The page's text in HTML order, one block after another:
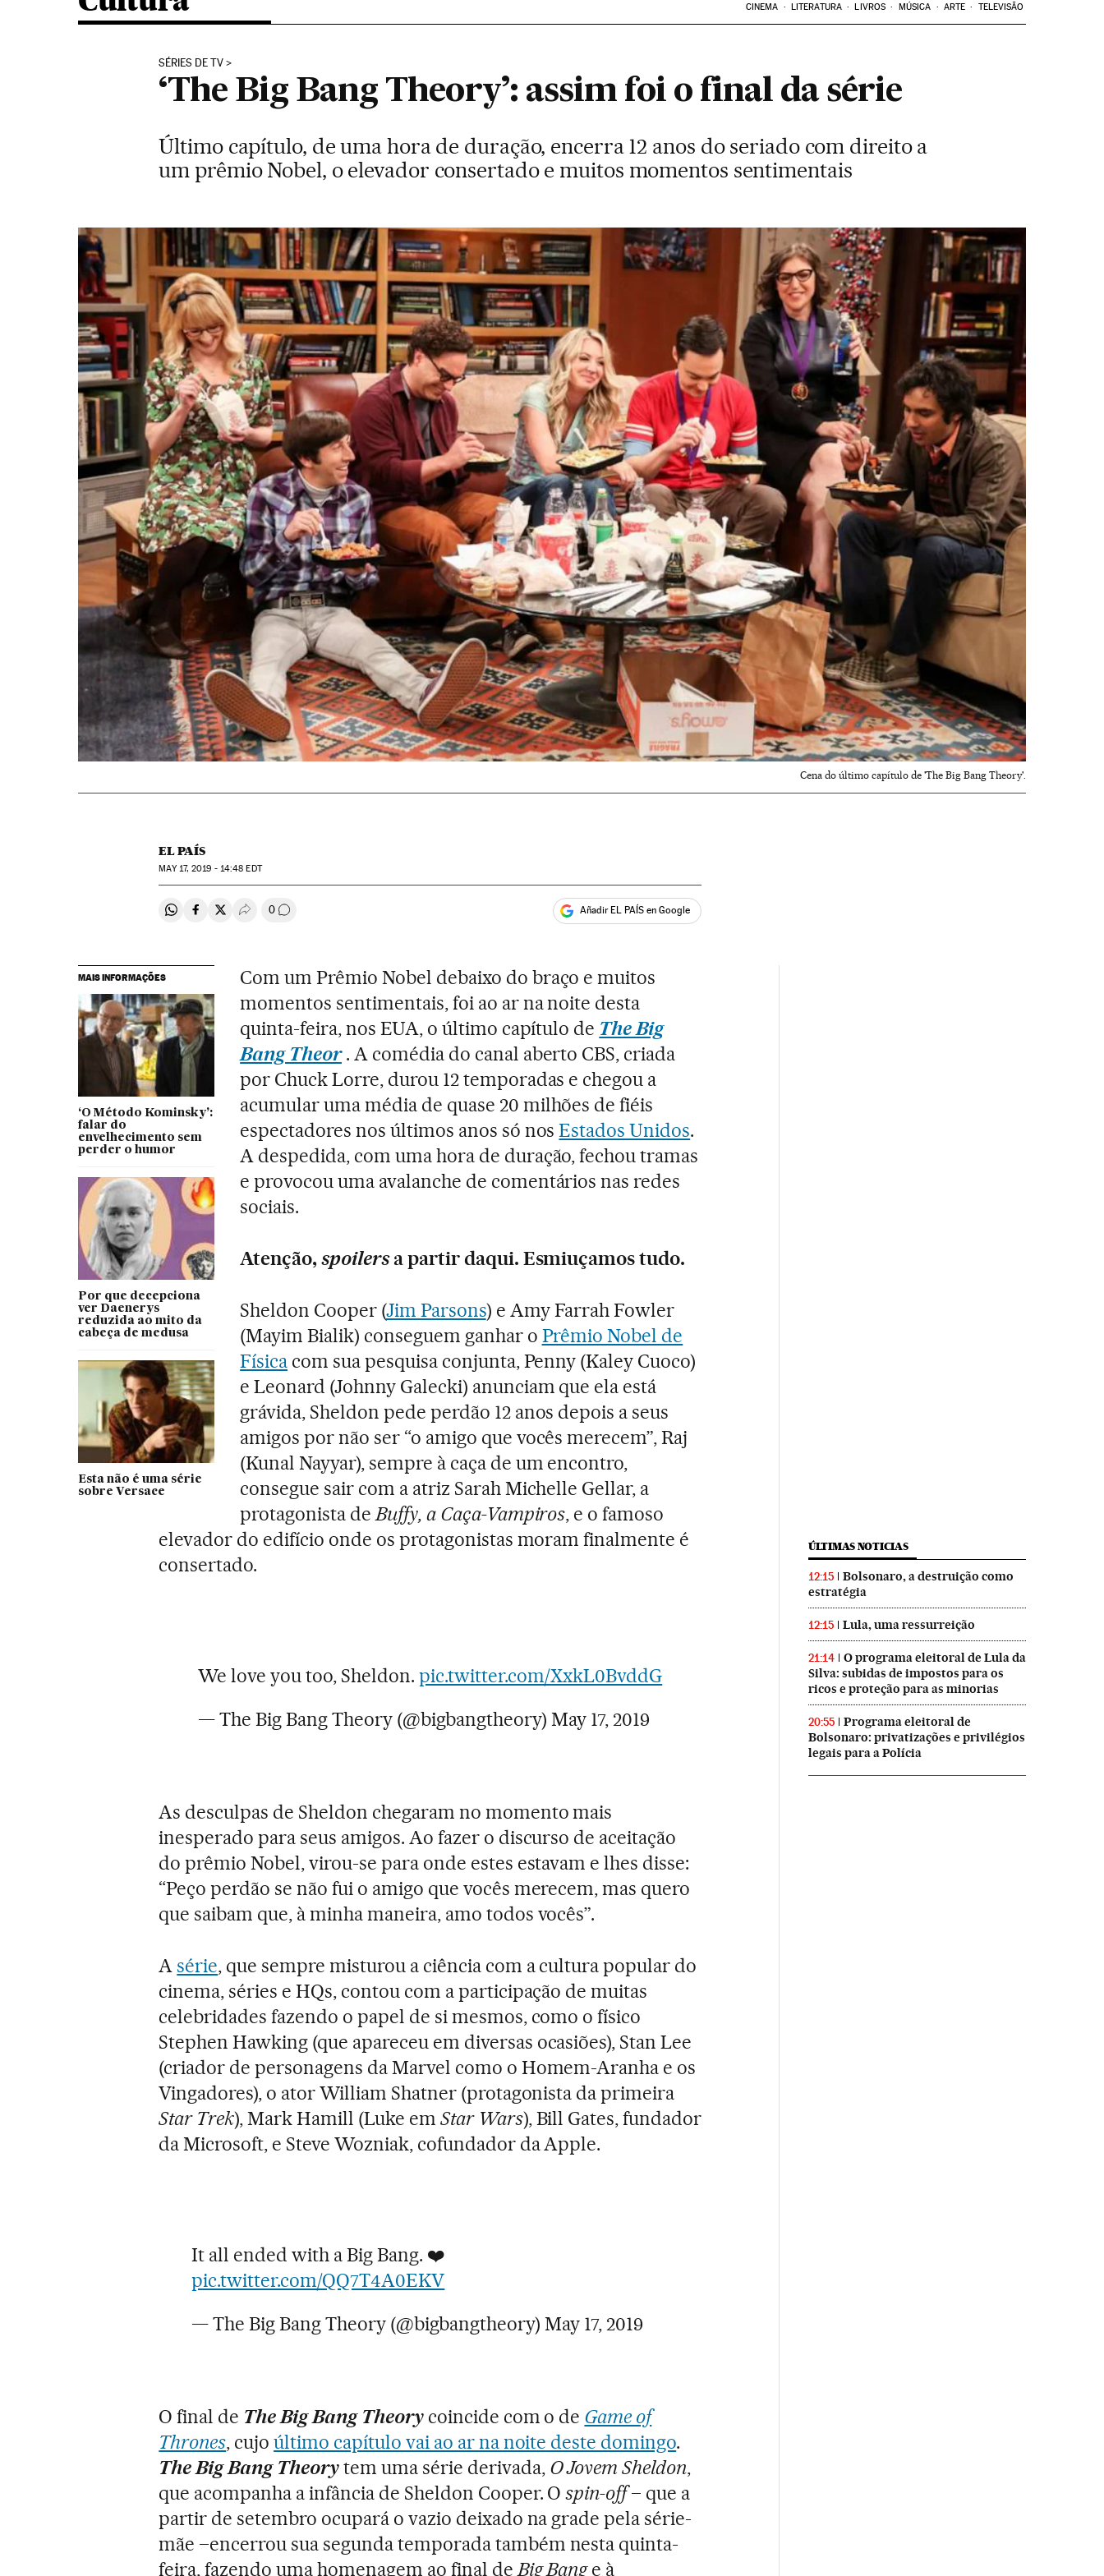
CINEMA LITERATURA LIVROS MÚSICA ARTE TELEVISÃO
SÉRIES DE TV
‘The Big Bang Theory’: assim foi o final da série
Último capítulo, de uma hora de duração, encerra 12 anos do seriado com direito a
um prêmio Nobel, o elevador consertado e muitos momentos sentimentais
Cena do último capítulo de 'The Big Bang Theory'.
EL PAÍS
MAY17, 2019 - 14:48 EDT
Compartir en Whatsapp
Compartir en Facebook
Compartir en Twitter
Desplegar Redes Sociales
0 Comentários Añadir EL PAÍS en Google
MAIS INFORMAÇÕES
‘O Método Kominsky’:
falar do
envelhecimento sem
perder o humor
Por que decepciona
ver Daenerys
reduzida ao mito da
cabeça de medusa
Esta não é uma série
sobre Versace
Com um Prêmio Nobel debaixo do braço e muitos
momentos sentimentais, foi ao ar na noite desta
quinta-feira, nos EUA, o último capítulo de The Big
Bang Theor . A comédia do canal aberto CBS, criada
por Chuck Lorre, durou 12 temporadas e chegou a
acumular uma média de quase 20 milhões de fiéis
espectadores nos últimos anos só nosEstados Unidos.
A despedida, com uma hora de duração, fechou tramas
e provocou uma avalanche de comentários nas redes
sociais.
Atenção,spoilersa partir daqui. Esmiuçamos tudo.
Sheldon Cooper (Jim Parsons) e Amy Farrah Fowler
(Mayim Bialik) conseguem ganhar o Prêmio Nobel de
Física com sua pesquisa conjunta, Penny (Kaley Cuoco)
e Leonard (Johnny Galecki) anunciam que ela está
grávida, Sheldon pede perdão 12 anos depois a seus
amigos por não ser “o amigo que vocês merecem”, Raj
(Kunal Nayyar), sempre à caça de um encontro,
consegue sair com a atriz Sarah Michelle Gellar, a
protagonista deBuffy, a Caça-Vampiros, e o famoso
elevador do edifício onde os protagonistas moram finalmente é
consertado.
We love you too, Sheldon.pic.twitter.com/XxkL0BvddG
— The Big Bang Theory (@bigbangtheory)May 17, 2019
As desculpas de Sheldon chegaram no momento mais
inesperado para seus amigos. Ao fazer o discurso de aceitação
do prêmio Nobel, virou-se para onde estes estavam e lhes disse:
“Peço perdão se não fui o amigo que vocês merecem, mas quero
que saibam que, à minha maneira, amo todos vocês”.
Asérie, que sempre misturou a ciência com a cultura popular do
cinema, séries e HQs, contou com a participação de muitas
celebridades fazendo o papel de si mesmos, como o físico
Stephen Hawking (que apareceu em diversas ocasiões), Stan Lee
(criador de personagens da Marvel como o Homem-Aranha e os
Vingadores), o ator William Shatner (protagonista da primeira
Star Trek), Mark Hamill (Luke em Star Wars), Bill Gates, fundador
da Microsoft, e Steve Wozniak, cofundador da Apple.
It all ended with a Big Bang. ❤️
pic.twitter.com/QQ7T4A0EKV
— The Big Bang Theory (@bigbangtheory)May 17, 2019
O final de The Big Bang Theorycoincide com o de Game of
Thrones, cujoúltimo capítulo vai ao ar na noite deste domingo.
The Big Bang Theorytem uma série derivada, O Jovem Sheldon,
que acompanha a infância de Sheldon Cooper. Ospin-off– que a
partir de setembro ocupará o vazio deixado na grade pela série-
mãe –encerrou sua segunda temporada também nesta quinta-
feira, fazendo uma homenagem ao final deBig Bange à
ÚLTIMAS NOTICIAS
12:15
Bolsonaro, a destruição como
estratégia
12:15 Lula, uma ressurreição
21:14
O programa eleitoral de Lula da
Silva: subidas de impostos para os
ricos e proteção para as minorias
20:55
Programa eleitoral de
Bolsonaro: privatizações e privilégios
legais para a Polícia